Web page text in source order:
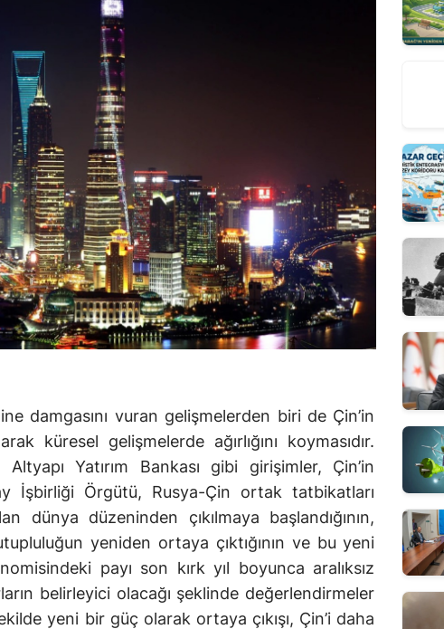
damgasını vuran gelişmelerden biri de Çin’in
küresel gelişmelerde ağırlığını koymasıdır.
Yatırım Bankası gibi girişimler, Çin’in
İşbirliği Örgütü, Rusya-Çin ortak tatbikatları
dünya düzeninden çıkılmaya başlandığının,
yeniden ortaya çıktığının ve bu yeni
payı son kırk yıl boyunca aralıksız
belirleyici olacağı şeklinde değerlendirmeler
yeni bir güç olarak ortaya çıkışı, Çin’i daha